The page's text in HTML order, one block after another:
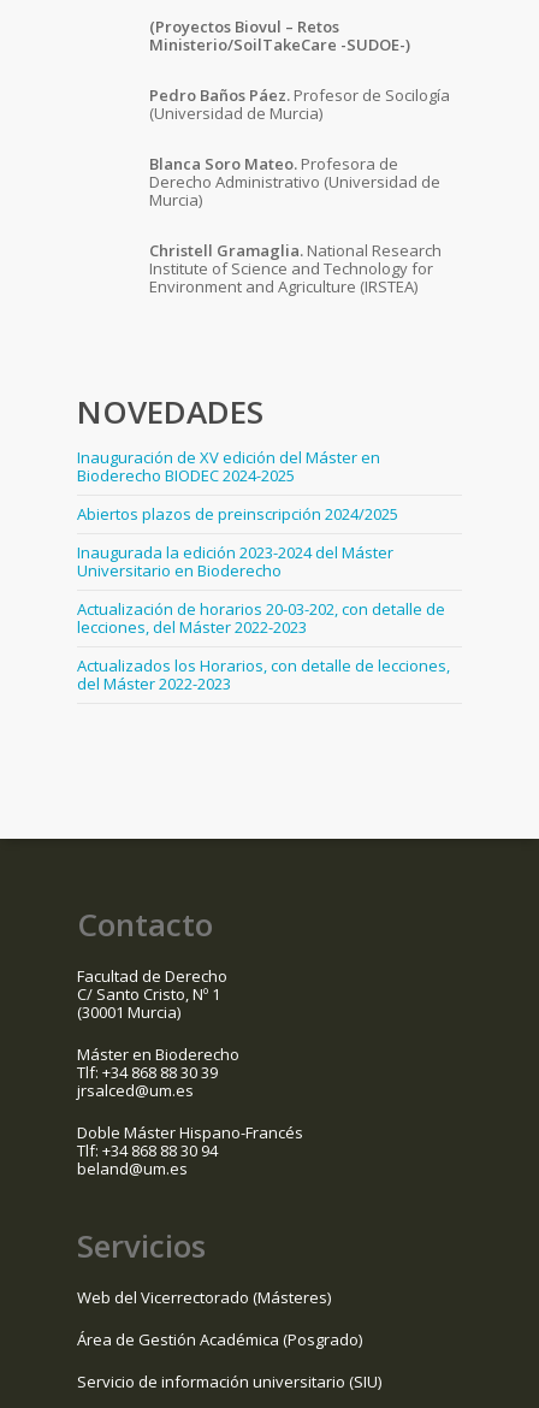
(Proyectos Biovul – Retos
Ministerio/SoilTakeCare -SUDOE-)
Pedro Baños Páez. Profesor de Socilogía
(Universidad de Murcia)
Blanca Soro Mateo. Profesora de
Derecho Administrativo (Universidad de
Murcia)
Christell Gramaglia. National Research
Institute of Science and Technology for
Environment and Agriculture (IRSTEA)
NOVEDADES
Inauguración de XV edición del Máster en
Bioderecho BIODEC 2024-2025
Abiertos plazos de preinscripción 2024/2025
Inaugurada la edición 2023-2024 del Máster
Universitario en Bioderecho
Actualización de horarios 20-03-202, con detalle de
lecciones, del Máster 2022-2023
Actualizados los Horarios, con detalle de lecciones,
del Máster 2022-2023
Contacto
Facultad de Derecho
C/ Santo Cristo, Nº 1
(30001 Murcia)
Máster en Bioderecho
Tlf: +34 868 88 30 39
jrsalced@um.es
Doble Máster Hispano-Francés
Tlf: +34 868 88 30 94
beland@um.es
Servicios
Web del Vicerrectorado (Másteres)
Área de Gestión Académica (Posgrado)
Servicio de información universitario (SIU)